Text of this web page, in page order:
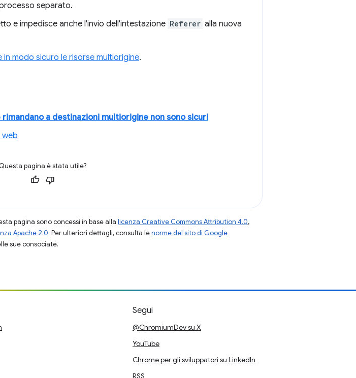
separato.
e impedisce anche l'invio dell'intestazione Referer alla nuova
in modo sicuro le risorse multiorigine.
rimandano a destinazioni multiorigine non sono sicuri
web
Questa pagina è stata utile?
pagina sono concessi in base alla licenza Creative Commons Attribution 4.0,
Apache 2.0. Per ulteriori dettagli, consulta lenorme del sito di Google
sue consociate.
Segui
@ChromiumDev su X
YouTube
Chrome per gli sviluppatori su LinkedIn
RSS